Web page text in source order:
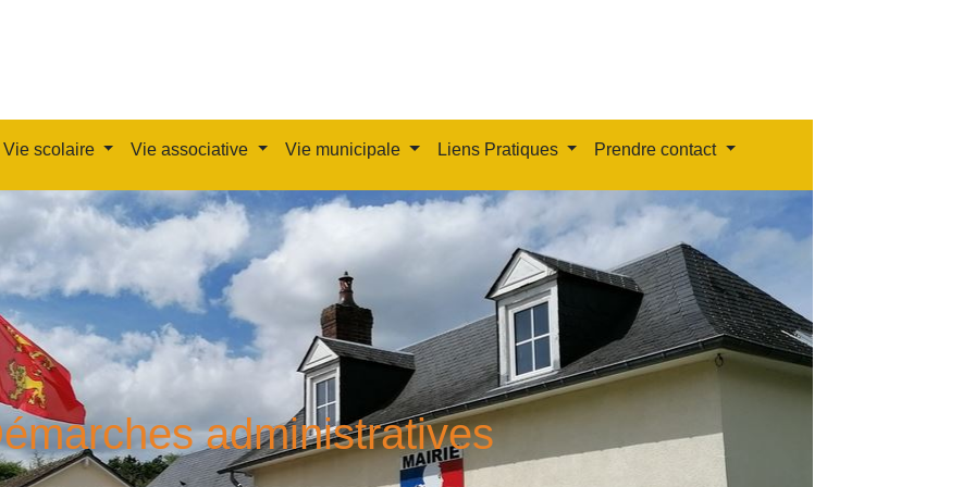
Vie scolaire Vie associative Vie municipale Liens Pratiques Prendre contact
administratives